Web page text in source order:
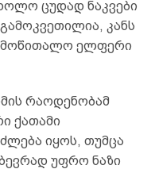
ცუდად ნაკვები
კანს
ელფერი
რაოდენობამ
ქათამი
იყოს, თუმცა
უფრო ნაზი